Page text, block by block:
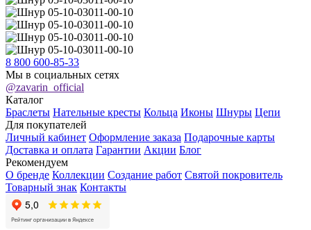
8 800 600-85-33
Мы в социальных сетях
@zavarin_official
Каталог
Браслеты Нательные кресты Кольца Иконы Шнуры Цепи
Для покупателей
Личный кабинет Оформление заказа Подарочные карты
Доставка и оплата Гарантии Акции Блог
Рекомендуем
О бренде Коллекции Создание работ Святой покровитель
Товарный знак Контакты